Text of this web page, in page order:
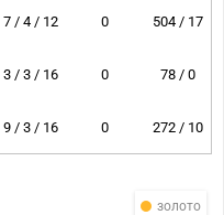
7 / 4 / 12 0 504 / 17
3 / 3 / 16 0 78 / 0
9 / 3 / 16 0 272 / 10
золото